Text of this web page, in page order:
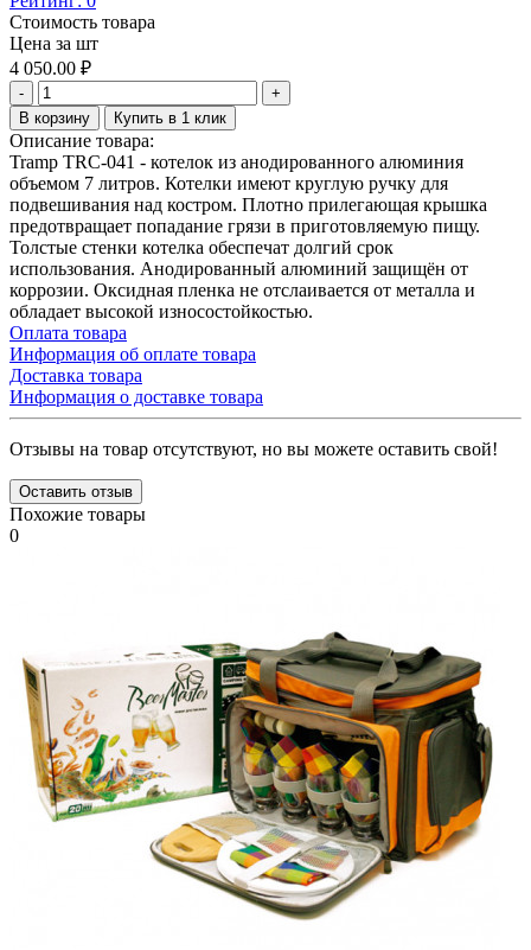
Стоимость товара
Цена за шт
4 050.00 ₽
-
+
В корзину
Купить в 1 клик
Описание товара:
Tramp TRC-041 - котелок из анодированного алюминия
объемом 7 литров. Котелки имеют круглую ручку для
подвешивания над костром. Плотно прилегающая крышка
предотвращает попадание грязи в приготовляемую пищу.
Толстые стенки котелка обеспечат долгий срок
использования. Анодированный алюминий защищён от
коррозии. Оксидная пленка не отслаивается от металла и
обладает высокой износостойкостью.
Оплата товара
Информация об оплате товара
Доставка товара
Информация о доставке товара
Отзывы на товар отсутствуют, но вы можете оставить свой!
Оставить отзыв
Похожие товары
0